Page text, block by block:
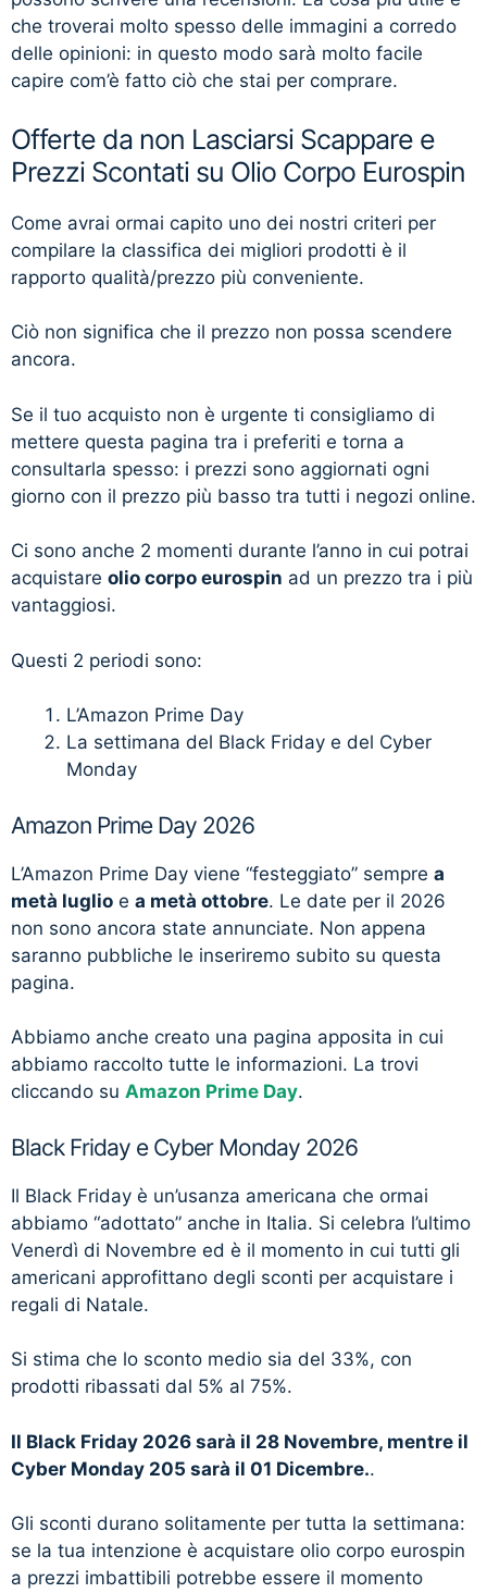
che troverai molto spesso delle immagini a corredo
delle opinioni: in questo modo sarà molto facile
capire com’è fatto ciò che stai per comprare.
Offerte da non Lasciarsi Scappare e
Prezzi Scontati su Olio Corpo Eurospin
Come avrai ormai capito uno dei nostri criteri per
compilare la classifica dei migliori prodotti è il
rapporto qualità/prezzo più conveniente.
Ciò non significa che il prezzo non possa scendere
ancora.
Se il tuo acquisto non è urgente ti consigliamo di
mettere questa pagina tra i preferiti e torna a
consultarla spesso: i prezzi sono aggiornati ogni
giorno con il prezzo più basso tra tutti i negozi online.
Ci sono anche 2 momenti durante l’anno in cui potrai
acquistare olio corpo eurospin ad un prezzo tra i più
vantaggiosi.
Questi 2 periodi sono:
L’Amazon Prime Day
La settimana del Black Friday e del Cyber
Monday
Amazon Prime Day 2026
L’Amazon Prime Day viene “festeggiato” sempre a
metà luglio e a metà ottobre. Le date per il 2026
non sono ancora state annunciate. Non appena
saranno pubbliche le inseriremo subito su questa
pagina.
Abbiamo anche creato una pagina apposita in cui
abbiamo raccolto tutte le informazioni. La trovi
cliccando su Amazon Prime Day.
Black Friday e Cyber Monday 2026
Il Black Friday è un’usanza americana che ormai
abbiamo “adottato” anche in Italia. Si celebra l’ultimo
Venerdì di Novembre ed è il momento in cui tutti gli
americani approfittano degli sconti per acquistare i
regali di Natale.
Si stima che lo sconto medio sia del 33%, con
prodotti ribassati dal 5% al 75%.
Il Black Friday 2026 sarà il 28 Novembre, mentre il
Cyber Monday 205 sarà il 01 Dicembre..
Gli sconti durano solitamente per tutta la settimana:
se la tua intenzione è acquistare olio corpo eurospin
a prezzi imbattibili potrebbe essere il momento